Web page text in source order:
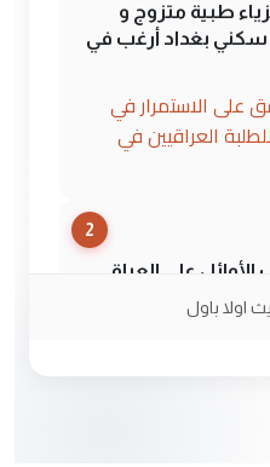
طبية متزوج و
سكني بغداد أرغب في
على الاستمرار في
للطلبة العراقيين في
2
الأوائل على العراق
الصافي في العتبات
اولا باول